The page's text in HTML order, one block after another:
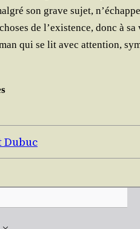
son grave sujet, n’échappe
de l’existence, donc à sa
qui se lit avec atten­tion,
Dubuc